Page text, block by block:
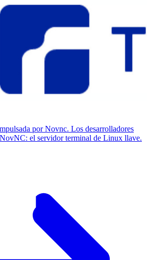
por Novnc. Los desarrolladores
el servidor terminal de Linux llave.